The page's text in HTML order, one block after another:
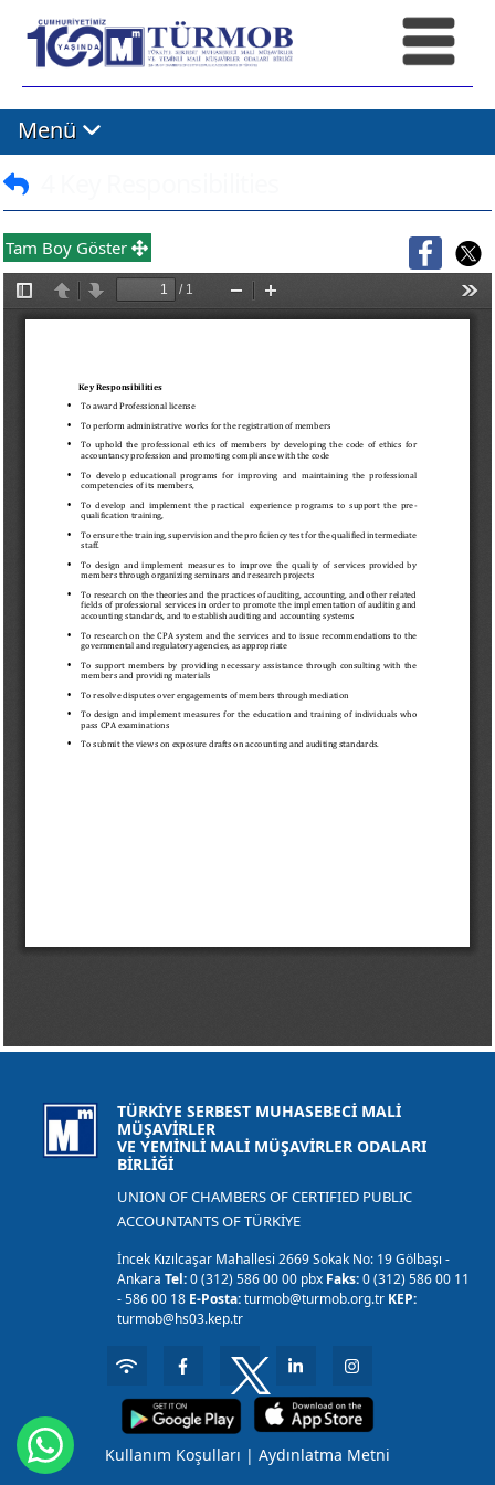
Menü
Tam Boy Göster
TÜRKİYE SERBEST MUHASEBECİ MALİ
MÜŞAVİRLER
VE YEMİNLİ MALİ MÜŞAVİRLER ODALARI
BİRLİĞİ
UNION OF CHAMBERS OF CERTIFIED PUBLIC
ACCOUNTANTS OF TÜRKİYE
İncek Kızılcaşar Mahallesi 2669 Sokak No: 19 Gölbaşı -
AnkaraTel:0 (312) 586 00 00 pbx Faks:0 (312) 586 00 11
- 586 00 18 E-Posta:turmob@turmob.org.tr KEP:
turmob@hs03.kep.tr
Kullanım Koşulları | Aydınlatma Metni